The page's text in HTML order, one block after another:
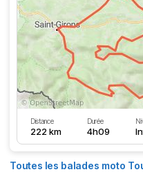
Distance
222 km
Durée
4h09
Toutes les balades moto